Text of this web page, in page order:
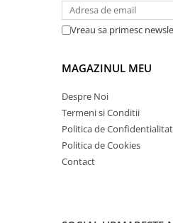
Vreau sa primesc
MAGAZINUL MEU
Despre Noi
Termeni si Conditii
Politica de
Politica de Cookies
Contact